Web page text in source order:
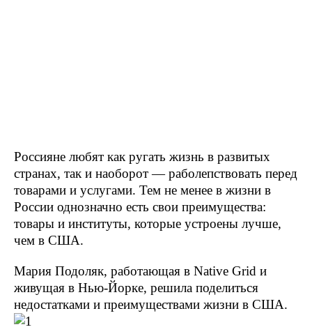
Россияне любят как ругать жизнь в развитых
странах, так и наоборот — раболепствовать перед
товарами и услугами. Тем не менее в жизни в
России однозначно есть свои преимущества:
товары и институты, которые устроены лучше,
чем в США.
Мария Подоляк, работающая в Native Grid и
живущая в Нью-Йорке, решила поделиться
недостатками и преимуществами жизни в США.